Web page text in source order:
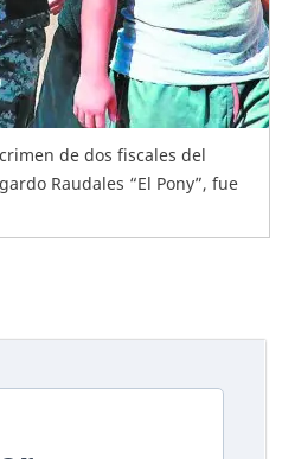
de dos fiscales del
Raudales “El Pony”, fue